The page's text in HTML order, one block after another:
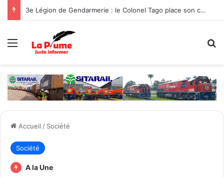
3e Légion de Gendarmerie : le Colonel Tago place son commandement sous le signe de la protection des populations
Menu
Accueil / Société
Société
A la Une